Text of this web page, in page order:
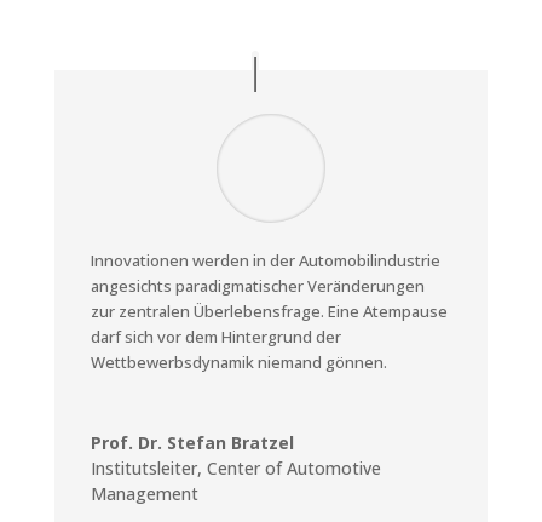
Innovationen werden in der Automobilindustrie
angesichts paradigmatischer Veränderungen
zur zentralen Überlebensfrage. Eine Atempause
darf sich vor dem Hintergrund der
Wettbewerbsdynamik niemand gönnen.
Prof. Dr. Stefan Bratzel
Institutsleiter, Center of Automotive
Management